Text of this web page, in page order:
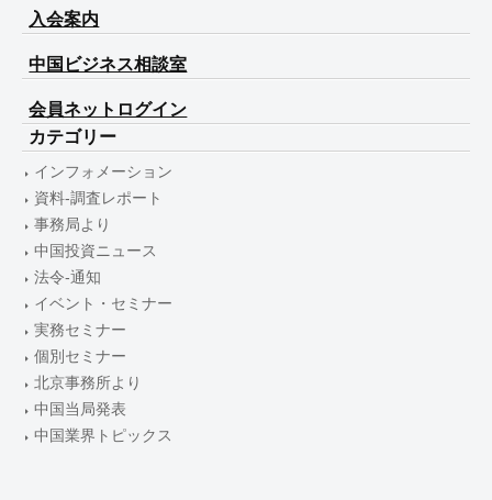
入会案内
中国ビジネス相談室
会員ネットログイン
カテゴリー
インフォメーション
資料-調査レポート
事務局より
中国投資ニュース
法令-通知
イベント・セミナー
実務セミナー
個別セミナー
北京事務所より
中国当局発表
中国業界トピックス